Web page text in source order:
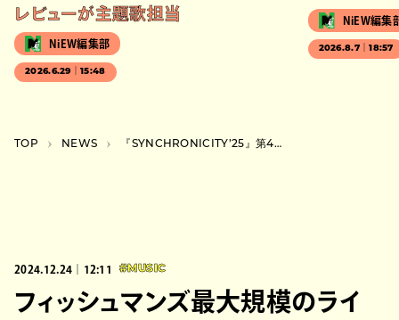
レビューが主題歌担当
NiEW編集部
2026.6.29｜15:48
NiEW編集
2026.8.7｜18:57
TOP NEWS 『SYNCHRONICITY’25』第4弾出演者にスカパラ、ZAZEN、THA BLUE HERB、tricotら
2024.12.24｜12:11 #MUSIC
フィッシュマンズ最大規模のライ